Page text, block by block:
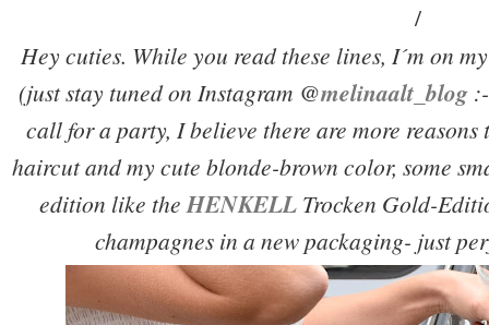
/
Hey cuties. While you read these lines, I´m on
(just stay tuned on Instagram @melinaalt_blog
call for a party, I believe there are more
haircut and my cute blonde-brown color, some
edition like theHENKELL Trocken Gold-
champagnes in a new packaging- just